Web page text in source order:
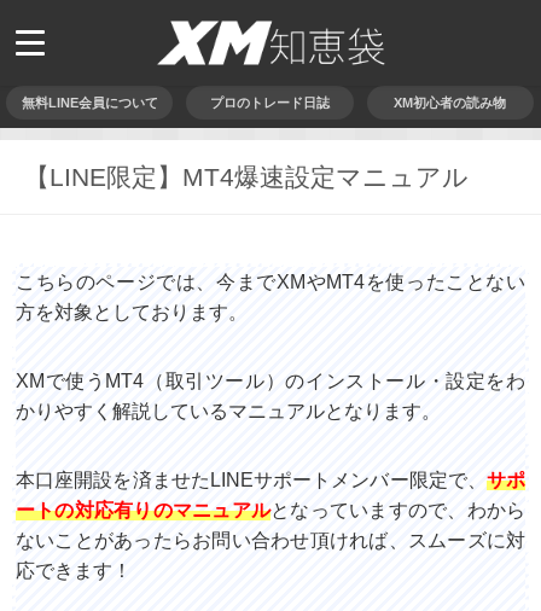
無料LINE会員について プロのトレード日誌 XM初心者の読み物
【LINE限定】MT4爆速設定マニュアル
こちらのページでは、今までXMやMT4を使ったことない
方を対象としております。
XMで使うMT4（取引ツール）のインストール・設定をわ
かりやすく解説しているマニュアルとなります。
本口座開設を済ませたLINEサポートメンバー限定で、 サポ
ートの対応有りのマニュアルとなっていますので、わから
ないことがあったらお問い合わせ頂ければ、スムーズに対
応できます！